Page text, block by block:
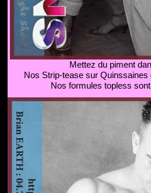
Mettez du piment
Nos Strip-tease sur
Nos formules topless